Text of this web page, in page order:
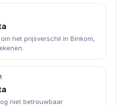
het prijsverschil in Binkom,
niet betrouwbaar